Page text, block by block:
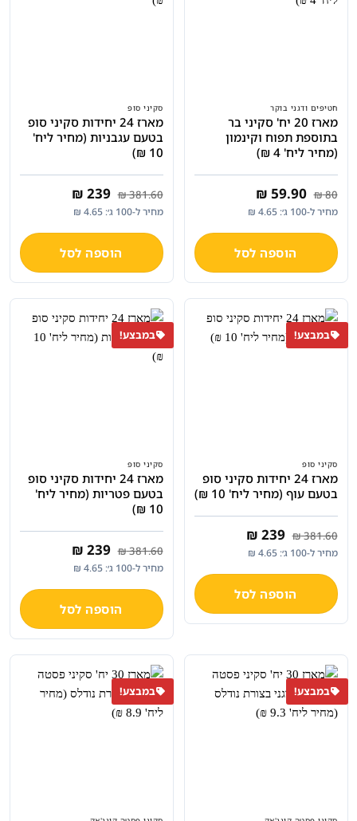
חטיפים ודגני בוקר
מארז 20 יח' סקיני בר
בתוספת תפוח וקינמון
(מחיר ליח' 4 ₪)
₪80 המחיר
המקורי
היה:
₪ 80.
₪ 59.90
הנוכחי
הוא:
₪ 59.90.
מחיר ל-100 ג׳: 4.65 ₪
הוספה לסל
סקיני סופ
מארז 24 יחידות סקיני סופ
בטעם עגבניות (מחיר ליח'
10 ₪)
₪381.60 המחיר
המקורי
היה:
₪ 381.60.
₪ 239
₪ 239.
מחיר ל-100 ג׳: 4.65 ₪
הוספה לסל
במבצע!
סקיני סופ
מארז 24 יחידות סקיני סופ
בטעם עוף (מחיר ליח' 10 ₪)
₪381.60 המחיר
המקורי
היה:
₪ 381.60.
₪ 239
₪ 239.
מחיר ל-100 ג׳: 4.65 ₪
הוספה לסל
במבצע!
סקיני סופ
מארז 24 יחידות סקיני סופ
בטעם פטריות (מחיר ליח'
10 ₪)
₪381.60 המחיר
המקורי
היה:
₪ 381.60.
₪ 239
₪ 239.
מחיר ל-100 ג׳: 4.65 ₪
הוספה לסל
במבצע! במבצע!